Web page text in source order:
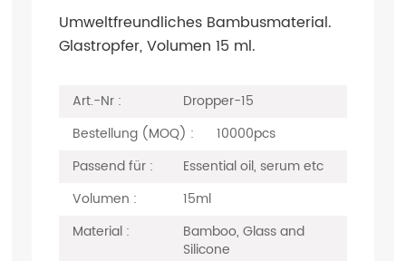
Umweltfreundliches Bambusmaterial.
Glastropfer, Volumen 15 ml.
Art.-Nr :
Dropper-15
Bestellung (MOQ) :
10000pcs
Passend für :
Essential oil, serum etc
Volumen :
15ml
Material :
Bamboo, Glass and
Silicone